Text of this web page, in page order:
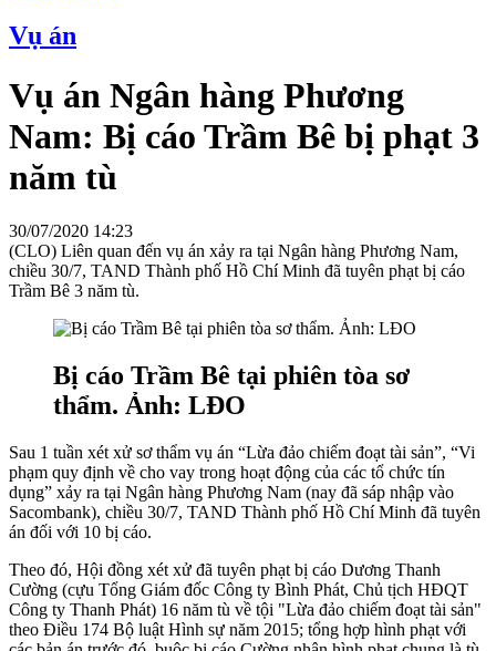
Vụ án
Vụ án Ngân hàng Phương
Nam: Bị cáo Trầm Bê bị phạt 3
năm tù
30/07/2020 14:23
(CLO) Liên quan đến vụ án xảy ra tại Ngân hàng Phương Nam,
chiều 30/7, TAND Thành phố Hồ Chí Minh đã tuyên phạt bị cáo
Trầm Bê 3 năm tù.
Bị cáo Trầm Bê tại phiên tòa sơ
thẩm. Ảnh: LĐO
Sau 1 tuần xét xử sơ thẩm vụ án “Lừa đảo chiếm đoạt tài sản”, “Vi
phạm quy định về cho vay trong hoạt động của các tổ chức tín
dụng” xảy ra tại Ngân hàng Phương Nam (nay đã sáp nhập vào
Sacombank), chiều 30/7, TAND Thành phố Hồ Chí Minh đã tuyên
án đối với 10 bị cáo.
Theo đó, Hội đồng xét xử đã tuyên phạt bị cáo Dương Thanh
Cường (cựu Tổng Giám đốc Công ty Bình Phát, Chủ tịch HĐQT
Công ty Thanh Phát) 16 năm tù về tội "Lừa đảo chiếm đoạt tài sản"
theo Điều 174 Bộ luật Hình sự năm 2015; tổng hợp hình phạt với